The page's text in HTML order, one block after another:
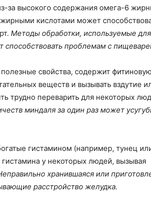
за высокого содержания омега-6
кислотами может
Методы обработки, используемые для
способствовать проблемам с
свойства, содержит
веществ и вызывать вздутие
трудно переварить для некоторых
миндаля за один раз может
гистамином (например, тунец
у некоторых людей, вызывая
хранившаяся или
расстройство желудка.